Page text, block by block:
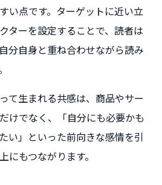
い点です。ターゲットに近い立
ターを設定することで、読者は
分自身と重ね合わせながら読み
て生まれる共感は、商品やサー
けでなく、「自分にも必要かも
い」といった前向きな感情を引
にもつながります。